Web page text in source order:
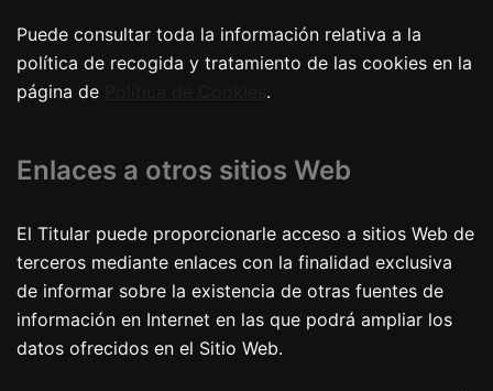
Puede consultar toda la información relativa a la
política de recogida y tratamiento de las cookies en la
página de
.
Enlaces a otros sitios Web
El Titular puede proporcionarle acceso a sitios Web de
terceros mediante enlaces con la finalidad exclusiva
de informar sobre la existencia de otras fuentes de
información en Internet en las que podrá ampliar los
datos ofrecidos en el Sitio Web.